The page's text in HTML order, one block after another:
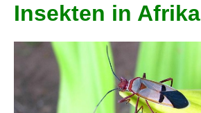
Insekten in Afrika